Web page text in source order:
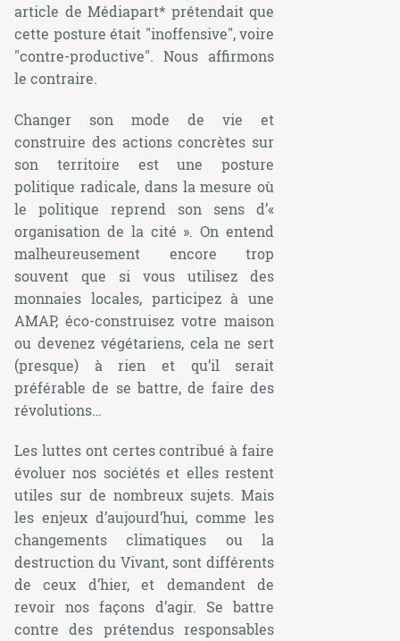
article de Médiapart* prétendait que
cette posture était "inoffensive", voire
"contre-productive". Nous affirmons
le contraire.
Changer son mode de vie et
construire des actions concrètes sur
son territoire est une posture
politique radicale, dans la mesure où
le politique reprend son sens d’«
organisation de la cité ». On entend
malheureusement encore trop
souvent que si vous utilisez des
monnaies locales, participez à une
AMAP, éco-construisez votre maison
ou devenez végétariens, cela ne sert
(presque) à rien et qu’il serait
préférable de se battre, de faire des
révolutions…
Les luttes ont certes contribué à faire
évoluer nos sociétés et elles restent
utiles sur de nombreux sujets. Mais
les enjeux d’aujourd’hui, comme les
changements climatiques ou la
destruction du Vivant, sont différents
de ceux d’hier, et demandent de
revoir nos façons d’agir. Se battre
contre des prétendus responsables